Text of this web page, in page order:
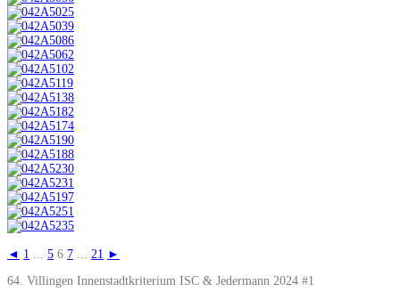
◄ 1 ... 5 6 7 ... 21 ►
64. Villingen Innenstadtkriterium ISC & Jedermann 2024 #1